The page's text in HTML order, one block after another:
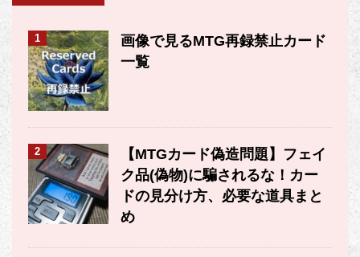
1
画像で見るMTG再録禁止カード
一覧
2
【MTGカード偽造問題】フェイ
ク品(偽物)に騙されるな！カー
ドの見分け方、必要な道具まと
め